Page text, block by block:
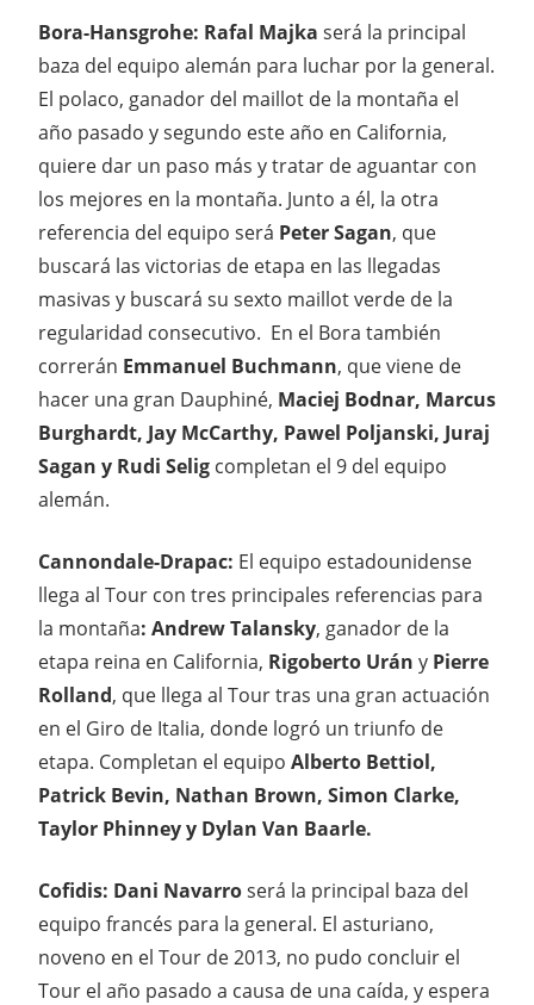
Bora-Hansgrohe: Rafal Majka será la principal
baza del equipo alemán para luchar por la general.
El polaco, ganador del maillot de la montaña el
año pasado y segundo este año en California,
quiere dar un paso más y tratar de aguantar con
los mejores en la montaña. Junto a él, la otra
referencia del equipo será Peter Sagan, que
buscará las victorias de etapa en las llegadas
masivas y buscará su sexto maillot verde de la
regularidad consecutivo. En el Bora también
correrán Emmanuel Buchmann, que viene de
hacer una gran Dauphiné, Maciej Bodnar, Marcus
Burghardt, Jay McCarthy, Pawel Poljanski, Juraj
Sagan y Rudi Selig completan el 9 del equipo
alemán.
Cannondale-Drapac: El equipo estadounidense
llega al Tour con tres principales referencias para
la montaña: Andrew Talansky, ganador de la
etapa reina en California, Rigoberto Urán y Pierre
Rolland, que llega al Tour tras una gran actuación
en el Giro de Italia, donde logró un triunfo de
etapa. Completan el equipo Alberto Bettiol,
Patrick Bevin, Nathan Brown, Simon Clarke,
Taylor Phinney y Dylan Van Baarle.
Cofidis: Dani Navarroserá la principal baza del
equipo francés para la general. El asturiano,
noveno en el Tour de 2013, no pudo concluir el
Tour el año pasado a causa de una caída, y espera